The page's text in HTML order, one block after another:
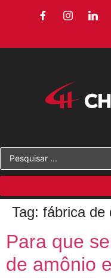
Tag: fábrica de
Para que
de amônio